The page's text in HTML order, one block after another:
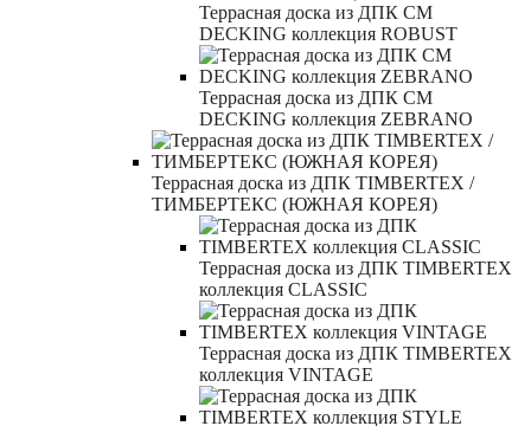
Террасная доска из ДПК CM
DECKING коллекция ROBUST
Террасная доска из ДПК CM
DECKING коллекция ZEBRANO
Террасная доска из ДПК TIMBERTEX /
ТИМБЕРТЕКС (ЮЖНАЯ КОРЕЯ)
Террасная доска из ДПК TIMBERTEX
коллекция CLASSIC
Террасная доска из ДПК TIMBERTEX
коллекция VINTAGE